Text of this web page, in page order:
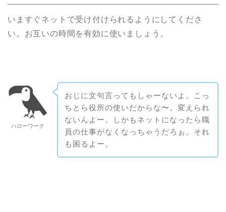
いますぐネットで受け付けられるようにしてくださ
い。お互いの時間を有効に使いましょう。
ハローワーク
おじに文句言ってもしゃーないよ。こっ
ちとら役所の使いだからな〜。変えられ
ないんよー。しかもネットになったら職
員の仕事がなくなっちゃうだろぉ。それ
も困るよー。